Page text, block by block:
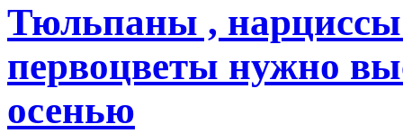
Тюльпаны ,
первоцветы нужно
осенью